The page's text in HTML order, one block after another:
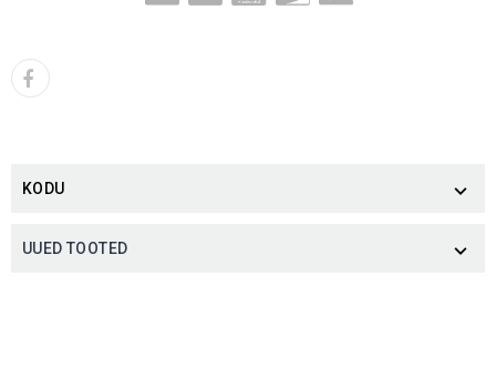
KODU 
UUED TOOTED 